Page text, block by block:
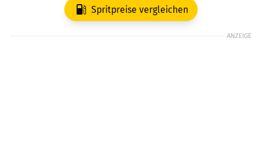
Spritpreise vergleichen
ANZEIGE